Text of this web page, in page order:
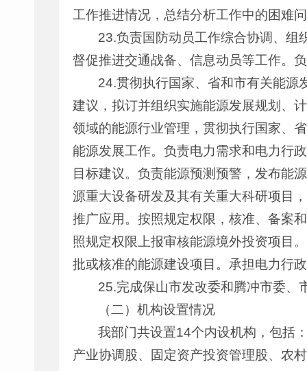
工作推进情况，总结分析工作中的困难
23.负责国防动员工作综合协调、组
督促推进交通战备、信息动员等工作。
24.贯彻执行国家、省和市有关能源
建议，拟订并组织实施能源发展规划、
领域的能源行业管理，贯彻执行国家、
能源发展工作。负责电力需求和电力行
目标建议。负责能源预测预警，发布能
源重大设备研发及其有关重大科研项目
推广应用。按照规定权限，核准、备案
照规定权限上报审核能源境外投资项目
批或核准的能源建设项目。承担电力行
25.完成保山市发改委和腾冲市委、
（二）机构设置情况
我部门共设置14个内设机构，包括
产业协调股、固定资产投资管理股、农